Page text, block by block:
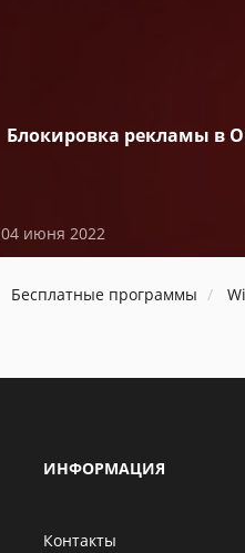
Блокировка рекламы в
04 июня 2022
Бесплатные программы
ИНФОРМАЦИЯ
Контакты